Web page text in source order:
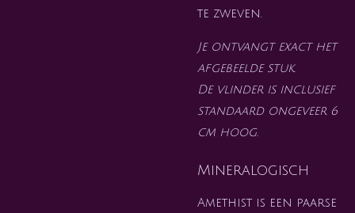
te zweven.
Je ontvangt exact het
afgebeelde stuk.
De vlinder is inclusief
standaard ongeveer 6
cm hoog.
Mineralogisch
Amethist is een paarse